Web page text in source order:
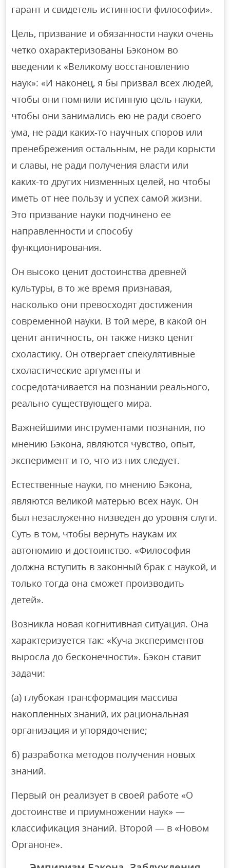
гарант и свидетель истинности философии».
Цель, призвание и обязанности науки очень
четко охарактеризованы Бэконом во
введении к «Великому восстановлению
наук»: «И наконец, я бы призвал всех людей,
чтобы они помнили истинную цель науки,
чтобы они занимались ею не ради своего
ума, не ради каких-то научных споров или
пренебрежения остальным, не ради корысти
и славы, не ради получения власти или
каких-то других низменных целей, но чтобы
иметь от нее пользу и успех самой жизни.
Это призвание науки подчинено ее
направленности и способу
функционирования.
Он высоко ценит достоинства древней
культуры, в то же время признавая,
насколько они превосходят достижения
современной науки. В той мере, в какой он
ценит античность, он также низко ценит
схоластику. Он отвергает спекулятивные
схоластические аргументы и
сосредотачивается на познании реального,
реально существующего мира.
Важнейшими инструментами познания, по
мнению Бэкона, являются чувство, опыт,
эксперимент и то, что из них следует.
Естественные науки, по мнению Бэкона,
являются великой матерью всех наук. Он
был незаслуженно низведен до уровня слуги.
Суть в том, чтобы вернуть наукам их
автономию и достоинство. «Философия
должна вступить в законный брак с наукой, и
только тогда она сможет производить
детей».
Возникла новая когнитивная ситуация. Она
характеризуется так: «Куча экспериментов
выросла до бесконечности». Бэкон ставит
задачи:
(а) глубокая трансформация массива
накопленных знаний, их рациональная
организация и упорядочение;
б) разработка методов получения новых
знаний.
Первый он реализует в своей работе «О
достоинстве и приумножении наук» —
классификация знаний. Второй — в «Новом
Органоне».